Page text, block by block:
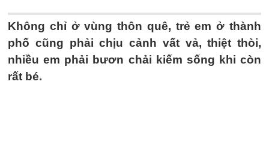
Không chỉ ở vùng thôn quê, trẻ em ở thành
phố cũng phải chịu cảnh vất vả, thiệt thòi,
nhiều em phải bươn chải kiếm sống khi còn
rất bé.